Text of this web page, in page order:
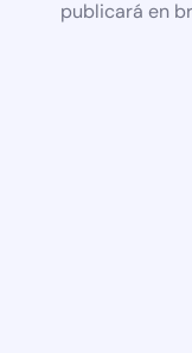
publicará en